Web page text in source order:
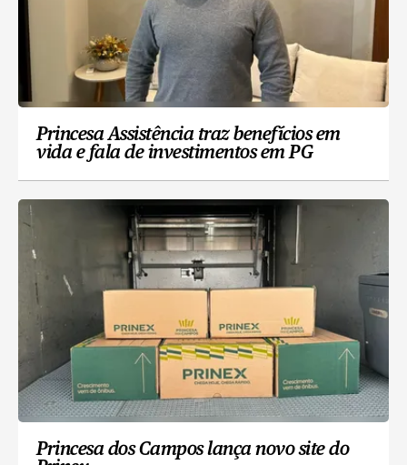
Princesa Assistência traz benefícios em
vida e fala de investimentos em PG
Princesa dos Campos lança novo site do